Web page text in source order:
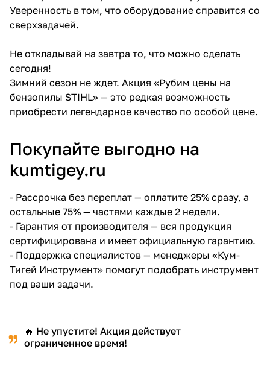
Уверенность в том, что оборудование справится со
сверхзадачей.
Не откладывай на завтра то, что можно сделать
сегодня!
Зимний сезон не ждет. Акция «Рубим цены на
бензопилы STIHL» — это редкая возможность
приобрести легендарное качество по особой цене.
Покупайте выгодно на
kumtigey.ru
- Рассрочка без переплат — оплатите 25% сразу, а
остальные 75% — частями каждые 2 недели.
- Гарантия от производителя — вся продукция
сертифицирована и имеет официальную гарантию.
- Поддержка специалистов — менеджеры «Кум-
Тигей Инструмент» помогут подобрать инструмент
под ваши задачи.
🔥 Не упустите! Акция действует
ограниченное время!